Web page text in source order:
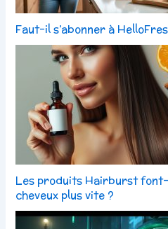
Faut-il s’abonner à
Les produits Hairburst
cheveux plus vite ?